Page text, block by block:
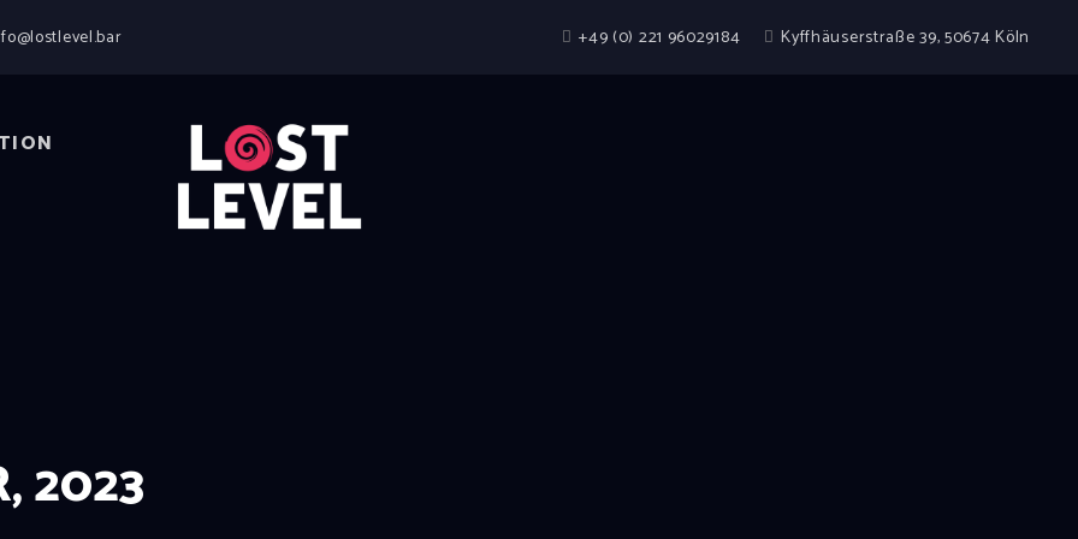
+49 (0) 221 96029184 Kyffhäuserstraße 39, 50674 Köln
NEWS
LOCATION
2023